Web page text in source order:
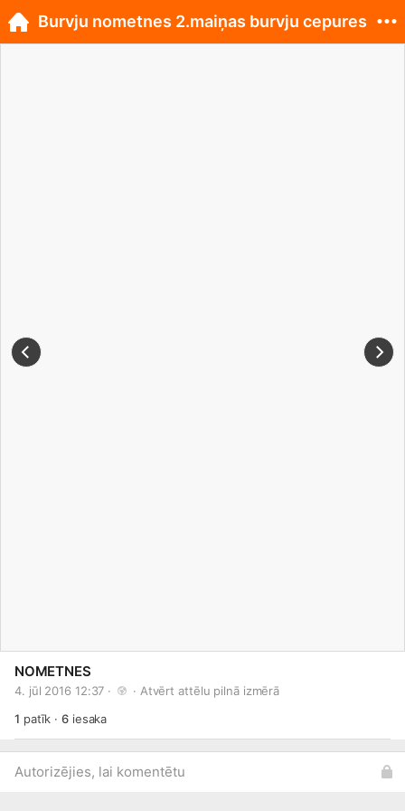
NOMETNES
4. jūl 2016 12:37 · · Atvērt attēlu pilnā izmērā
1 patīk ·6iesaka
Autorizējies, lai komentētu
Burvju nometnes 2.maiņas burvju cepures